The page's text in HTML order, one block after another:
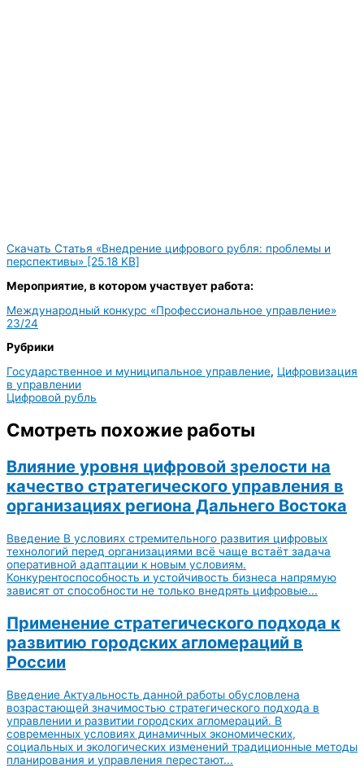
Скачать Статья «Внедрение цифрового рубля: проблемы и
перспективы» [25.18 KB]
Мероприятие, в котором участвует работа:
Международный конкурс «Профессиональное управление»
23/24
Рубрики
Государственное и муниципальное управление, Цифровизация
в управлении
Цифровой рубль
Смотреть похожие работы
Влияние уровня цифровой зрелости на
качество стратегического управления в
организациях региона Дальнего Востока
Введение В условиях стремительного развития цифровых
технологий перед организациями всё чаще встаёт задача
оперативной адаптации к новым условиям.
Конкурентоспособность и устойчивость бизнеса напрямую
зависят от способности не только внедрять цифровые...
Применение стратегического подхода к
развитию городских агломераций в
России
Введение Актуальность данной работы обусловлена
возрастающей значимостью стратегического подхода в
управлении и развитии городских агломераций. В
современных условиях динамичных экономических,
социальных и экологических изменений традиционные методы
планирования и управления перестают...